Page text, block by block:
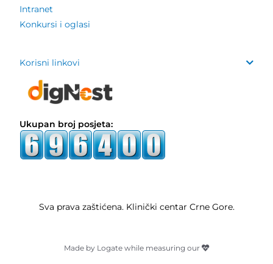
Intranet
Konkursi i oglasi
Korisni linkovi
Ukupan broj posjeta:
Sva prava zaštićena. Klinički centar Crne Gore.
Made by Logate while measuring our